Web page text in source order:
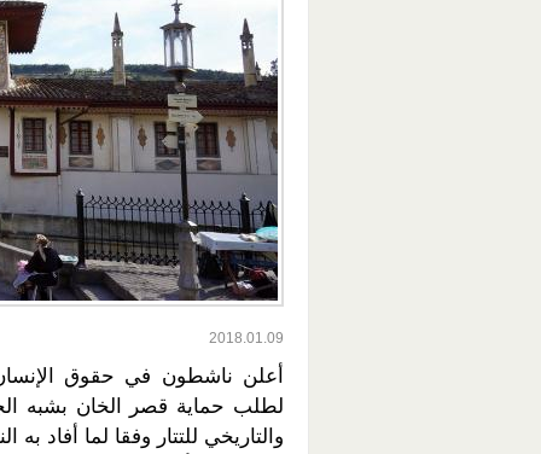
2018.01.09
أعلن ناشطون في حقوق
لطلب حماية قصر الخان بشبه
والتاريخي للتتار وفقا لما أفاد